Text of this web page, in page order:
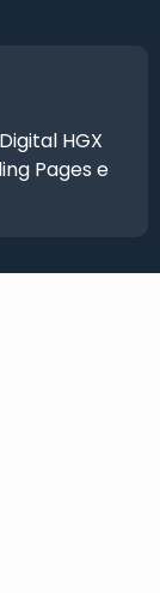
HGX
Pages e